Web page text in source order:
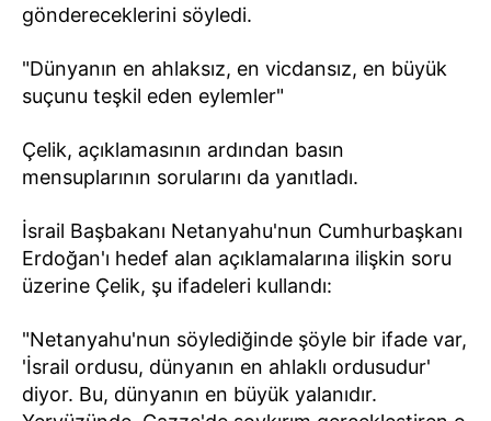
göndereceklerini söyledi.
"Dünyanın en ahlaksız, en vicdansız, en büyük
suçunu teşkil eden eylemler"
Çelik, açıklamasının ardından basın
mensuplarının sorularını da yanıtladı.
İsrail Başbakanı Netanyahu'nun Cumhurbaşkanı
Erdoğan'ı hedef alan açıklamalarına ilişkin soru
üzerine Çelik, şu ifadeleri kullandı:
"Netanyahu'nun söylediğinde şöyle bir ifade var,
'İsrail ordusu, dünyanın en ahlaklı ordusudur'
diyor. Bu, dünyanın en büyük yalanıdır.